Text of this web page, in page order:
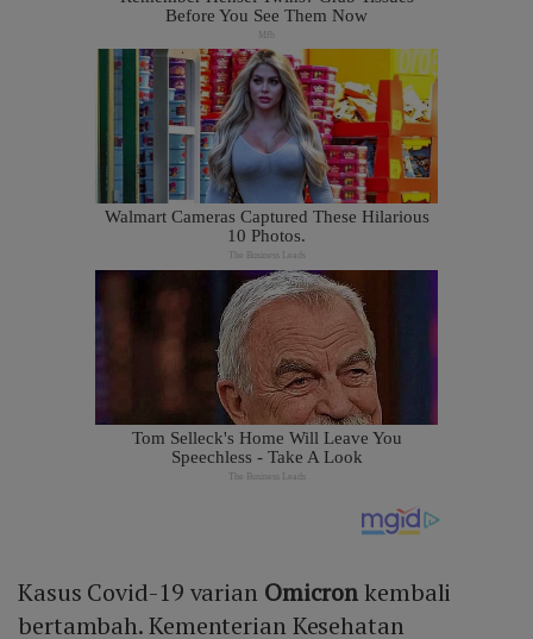
Kasus Covid-19 varian Omicronkembali
bertambah. Kementerian Kesehatan